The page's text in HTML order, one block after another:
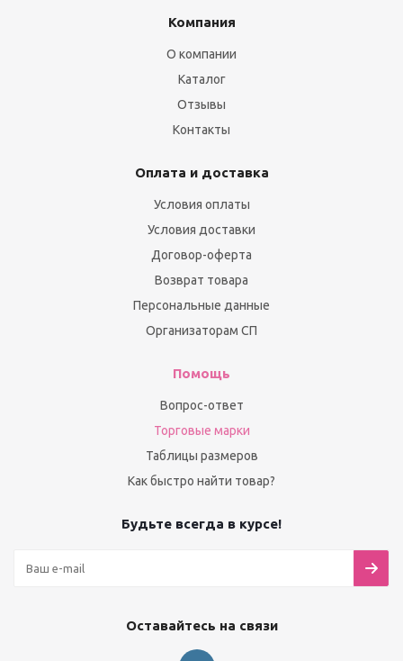
Компания
О компании
Каталог
Отзывы
Контакты
Оплата и доставка
Условия оплаты
Условия доставки
Договор-оферта
Возврат товара
Персональные данные
Организаторам СП
Помощь
Вопрос-ответ
Торговые марки
Таблицы размеров
Как быстро найти товар?
Будьте всегда в курсе!
Оставайтесь на связи